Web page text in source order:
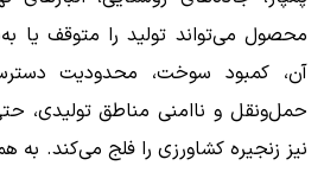
محصول می‌تواند تولید را متوقف یا
آن، کمبود سوخت، محدودیت
حمل‌ونقل و ناامنی مناطق تولیدی،
نیز زنجیره کشاورزی را فلج می‌کند. به